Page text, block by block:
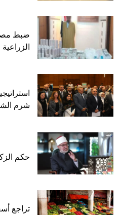
ضبط
الزراعية
شرم
حكم
تراجع